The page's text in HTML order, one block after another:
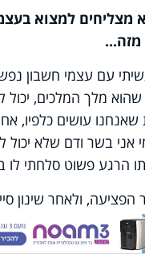
מצליחים למצוא
עם עצמי חשבון
מלך המלכים, יכול
שאנחנו עושים כלפיו,
אני בשר ודם שלא יכול
הרגע פשוט סלחתי לו
ולאחר שינון
באיסוף שברי
נפשית לראשונה